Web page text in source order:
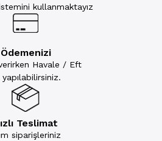
kullanmaktayız
Ödemenizi
Havale / Eft
Teslimat
siparişleriniz